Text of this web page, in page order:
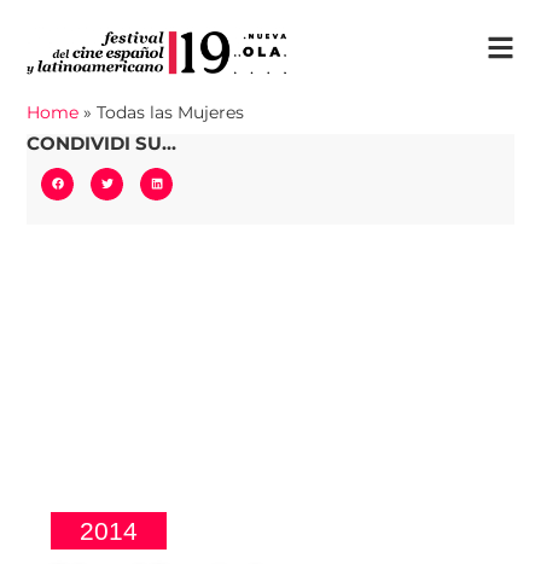
Home »Todas las Mujeres
CONDIVIDI SU...
2014